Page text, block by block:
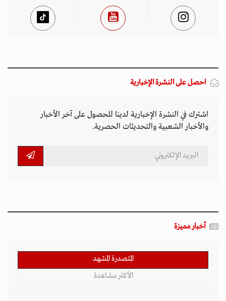
احصل على النشرة الإخبارية
اشترك في النشرة الإخبارية لدينا للحصول على آخر الأخبار
والأخبار الشعبية والتحديثات الحصرية.
أخبار مميزة
المتصدرة المشهد
الأكثر مشاهدة